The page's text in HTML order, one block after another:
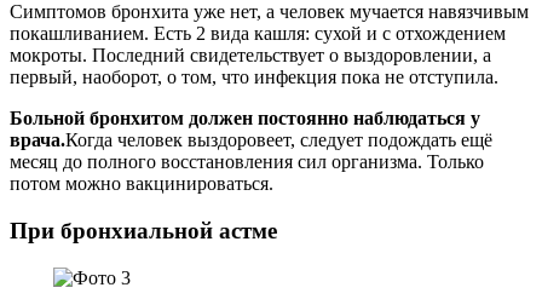
Симптомов бронхита уже нет, а человек мучается навязчивым
покашливанием. Есть 2 вида кашля: сухой и с отхождением
мокроты. Последний свидетельствует о выздоровлении, а
первый, наоборот, о том, что инфекция пока не отступила.
Больной бронхитом должен постоянно наблюдаться у
врача.Когда человек выздоровеет, следует подождать ещё
месяц до полного восстановления сил организма. Только
потом можно вакцинироваться.
При бронхиальной астме